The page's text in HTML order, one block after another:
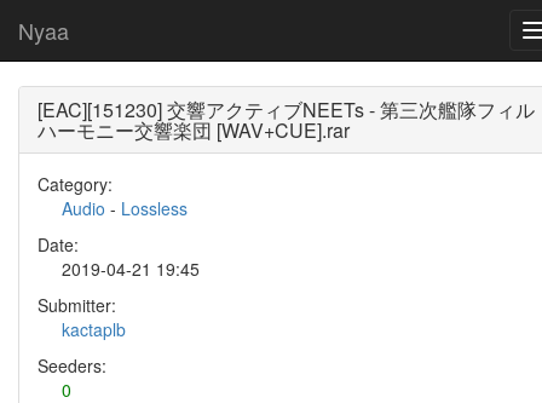
Nyaa
[EAC][151230] 交響アクティブNEETs - 第三次艦隊フィル
ハーモニー交響楽団 [WAV+CUE].rar
Category:
Audio - Lossless
Date:
2019-04-21 19:45
Submitter:
kactaplb
Seeders:
0